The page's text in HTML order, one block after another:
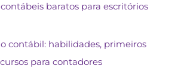
baratos para escritórios
contábil: habilidades, primeiros
para contadores